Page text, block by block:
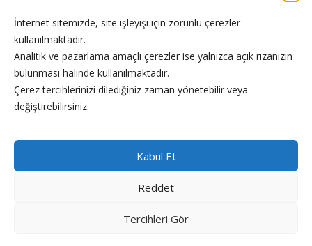
İnternet sitemizde, site işleyişi için zorunlu çerezler
kullanılmaktadır.
Analitik ve pazarlama amaçlı çerezler ise yalnızca açık rızanızın
bulunması halinde kullanılmaktadır.
Çerez tercihlerinizi dilediğiniz zaman yönetebilir veya
değiştirebilirsiniz.
Kabul Et
Reddet
Tercihleri Gör
Flash Haber doğru ve güncel haber sitesi.
Gizlilik Politikası